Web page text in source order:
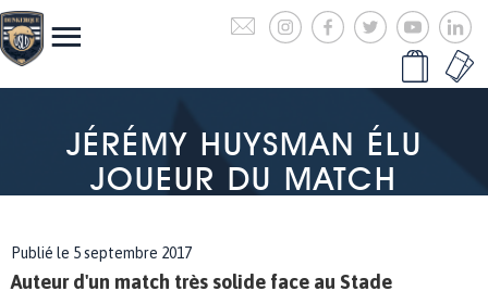
JÉRÉMY HUYSMAN ÉLU
JOUEUR DU MATCH
Publié le 5 septembre 2017
Auteur d'un match très solide face au Stade